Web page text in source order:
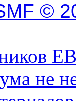
©
не